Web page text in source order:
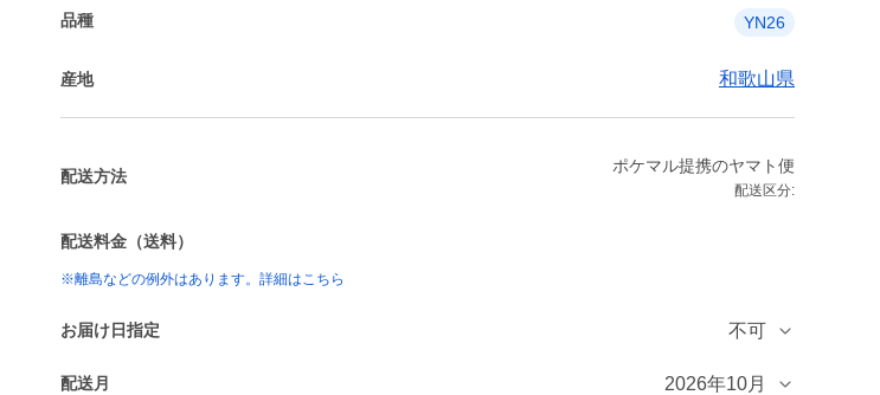
品種 YN26
産地 和歌山県
配送方法
ポケマル提携のヤマト便
配送区分:
配送料金（送料）
※離島などの例外はあります。詳細はこちら
お届け日指定 不可
配送月 2026年10月